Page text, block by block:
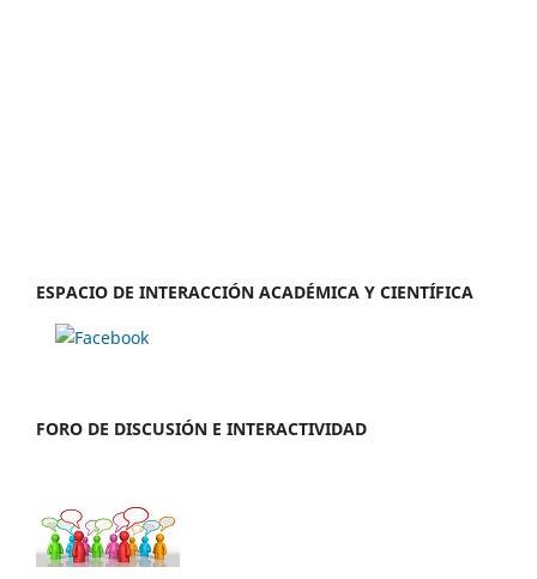
ESPACIO DE INTERACCIÓN ACADÉMICA Y CIENTÍFICA
FORO DE DISCUSIÓN E INTERACTIVIDAD